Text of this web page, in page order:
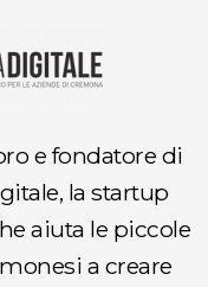
e fondatore di
la startup
aiuta le piccole
a creare